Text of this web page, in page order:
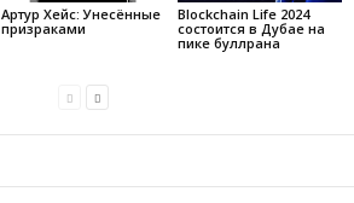
Артур Хейс: Унесённые
призраками
Blockchain Life 2024
состоится в Дубае на
пике буллрана